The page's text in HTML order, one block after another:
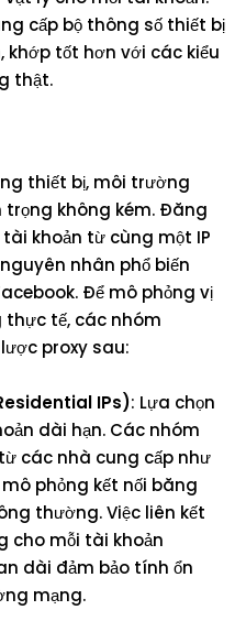
cấp bộ thông số thiết bị
tốt hơn với các kiểu
thật.
thiết bị, môi trường
không kém. Đăng
khoản từ cùng một IP
nhân phổ biến
Để mô phỏng vị
thực tế, các nhóm
proxy sau:
IPs): Lựa chọn
dài hạn. Các nhóm
các nhà cung cấp như
mô phỏng kết nối băng
thường. Việc liên kết
cho mỗi tài khoản
dài đảm bảo tính ổn
mạng.